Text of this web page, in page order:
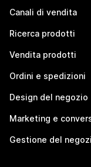
Canali di vendita
Ricerca prodotti
Vendita prodotti
Ordini e spedizioni
Design del negozio
Marketing e
Gestione del